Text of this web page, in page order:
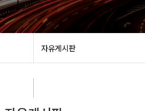
자유게시판